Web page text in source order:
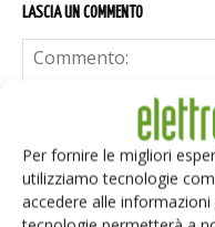
Per fornire le migliori
utilizziamo tecnologie
accedere alle
LASCIA UN COMMENTO